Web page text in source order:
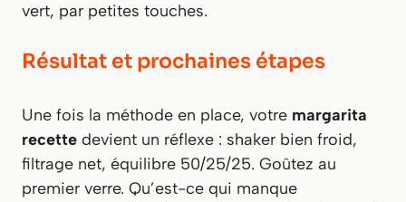
vert, par petites touches.
Résultat et prochaines étapes
Une fois la méthode en place, votre margarita
recette devient un réflexe : shaker bien froid,
filtrage net, équilibre 50/25/25. Goûtez au
premier verre. Qu’est-ce qui manque